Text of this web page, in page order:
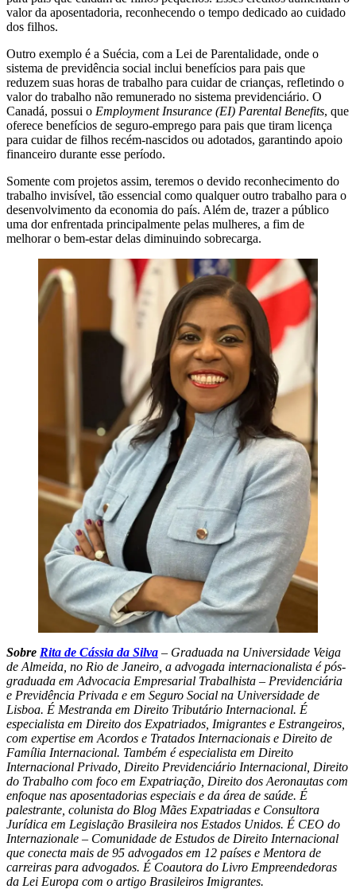
valor da aposentadoria, reconhecendo o tempo dedicado ao cuidado
dos filhos.
Outro exemplo é a Suécia, com a Lei de Parentalidade, onde o
sistema de previdência social inclui benefícios para pais que
reduzem suas horas de trabalho para cuidar de crianças, refletindo o
valor do trabalho não remunerado no sistema previdenciário. O
Canadá, possui o Employment Insurance (EI) Parental Benefits, que
oferece benefícios de seguro-emprego para pais que tiram licença
para cuidar de filhos recém-nascidos ou adotados, garantindo apoio
financeiro durante esse período.
Somente com projetos assim, teremos o devido reconhecimento do
trabalho invisível, tão essencial como qualquer outro trabalho para o
desenvolvimento da economia do país. Além de, trazer a público
uma dor enfrentada principalmente pelas mulheres, a fim de
melhorar o bem-estar delas diminuindo sobrecarga.
Sobre Rita de Cássia da Silva – Graduada na Universidade Veiga
de Almeida, no Rio de Janeiro, a advogada internacionalista é pós-
graduada em Advocacia Empresarial Trabalhista – Previdenciária
e Previdência Privada e em Seguro Social na Universidade de
Lisboa. É Mestranda em Direito Tributário Internacional. É
especialista em Direito dos Expatriados, Imigrantes e Estrangeiros,
com expertise em Acordos e Tratados Internacionais e Direito de
Família Internacional. Também é especialista em Direito
Internacional Privado, Direito Previdenciário Internacional, Direito
do Trabalho com foco em Expatriação, Direito dos Aeronautas com
enfoque nas aposentadorias especiais e da área de saúde. É
palestrante, colunista do Blog Mães Expatriadas e Consultora
Jurídica em Legislação Brasileira nos Estados Unidos. É CEO do
Internazionale – Comunidade de Estudos de Direito Internacional
que conecta mais de 95 advogados em 12 países e Mentora de
carreiras para advogados. É Coautora do Livro Empreendedoras
da Lei Europa com o artigo Brasileiros Imigrantes.